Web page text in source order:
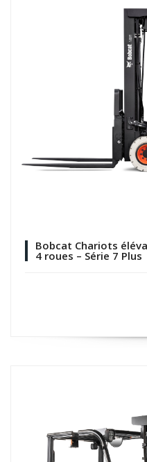
Bobcat Chariots
4 roues – Série 7 Plus